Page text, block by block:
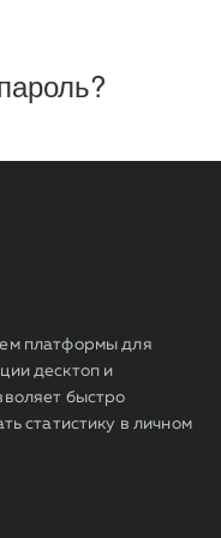
платформы для
десктоп и
быстро
статистику в личном